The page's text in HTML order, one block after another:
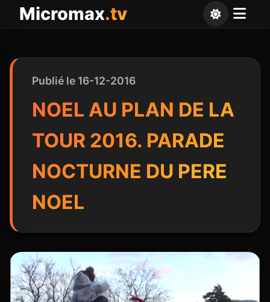
Micromax.tv
Publié le 16-12-2016
NOEL AU PLAN DE LA
TOUR 2016. PARADE
NOCTURNE DU PERE
NOEL
Panneau de gestion des cookies